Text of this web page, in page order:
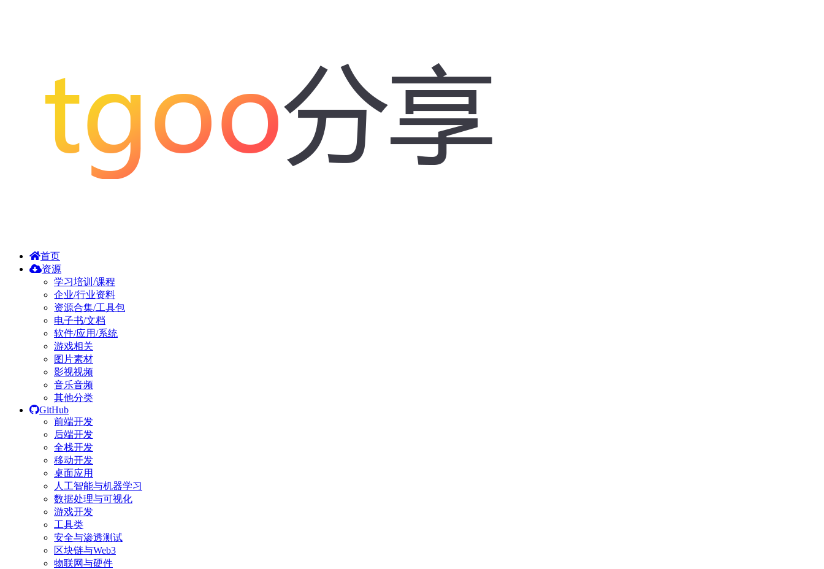
首页
资源
学习培训/课程
企业/行业资料
资源合集/工具包
电子书/文档
软件/应用/系统
游戏相关
图片素材
影视视频
音乐音频
其他分类
GitHub
前端开发
后端开发
全栈开发
移动开发
桌面应用
人工智能与机器学习
数据处理与可视化
游戏开发
工具类
安全与渗透测试
区块链与Web3
物联网与硬件